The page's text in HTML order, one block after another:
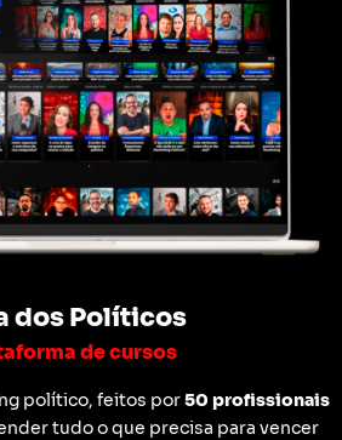
dos Políticos
de cursos
político, feitos por50 profissionais
tudo o que precisa para vencer